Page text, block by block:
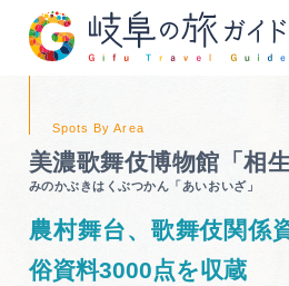
教育旅行のおすすめ
美濃歌舞伎博物館「相生
みのかぶきはくぶつかん「あいおいざ」
農村舞台、歌舞伎関係
俗資料3000点を収蔵